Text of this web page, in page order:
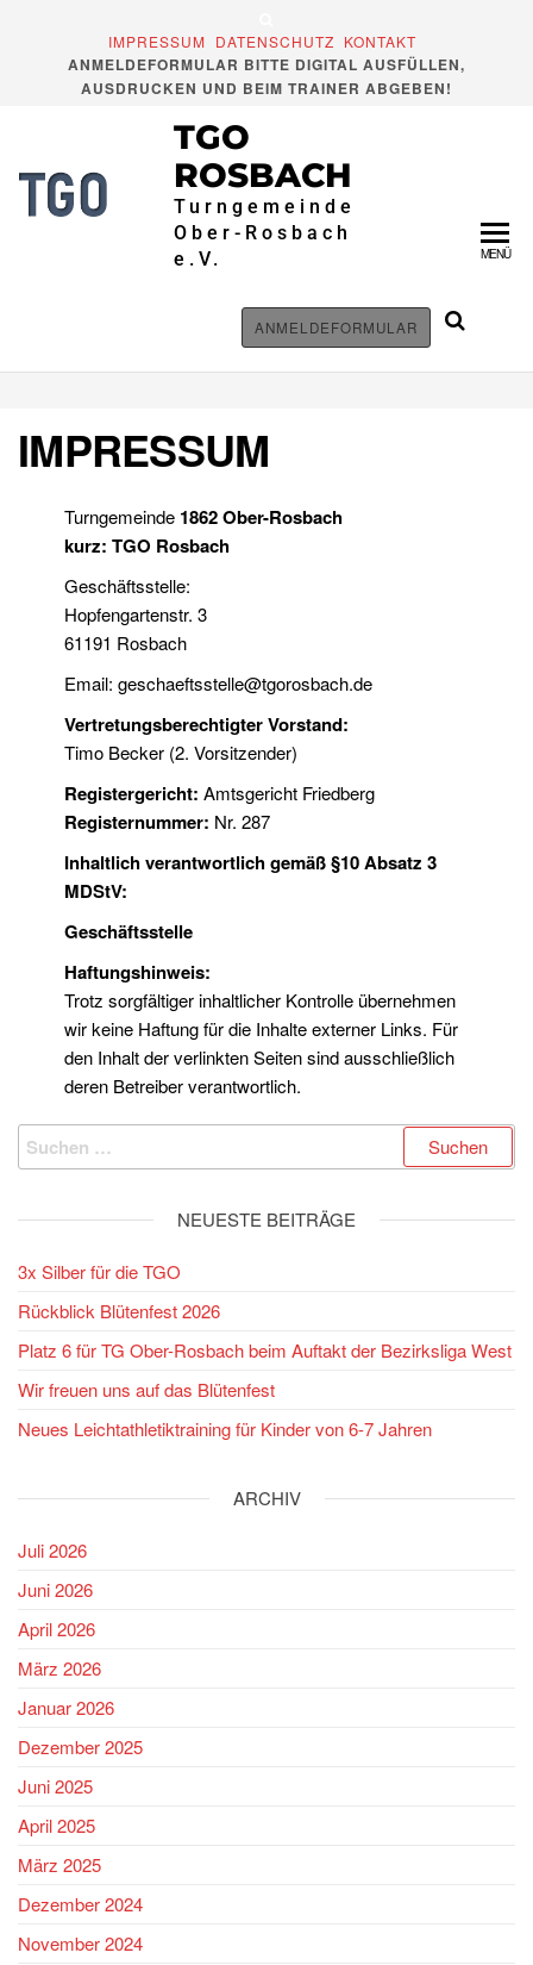
IMPRESSUM DATENSCHUTZ KONTAKT
ANMELDEFORMULAR BITTE DIGITAL AUSFÜLLEN,
AUSDRUCKEN UND BEIM TRAINER ABGEBEN!
TGO
ROSBACH
Turngemeinde
Ober-Rosbach
e.V.
ANMELDEFORMULAR
MENÜ
IMPRESSUM
Turngemeinde 1862 Ober-Rosbach
kurz: TGO Rosbach
Geschäftsstelle:
Hopfengartenstr. 3
61191 Rosbach
Email: geschaeftsstelle@tgorosbach.de
Vertretungsberechtigter Vorstand:
Timo Becker (2. Vorsitzender)
Registergericht: Amtsgericht Friedberg
Registernummer: Nr. 287
Inhaltlich verantwortlich gemäß §10 Absatz 3
MDStV:
Geschäftsstelle
Haftungshinweis:
Trotz sorgfältiger inhaltlicher Kontrolle übernehmen
wir keine Haftung für die Inhalte externer Links. Für
den Inhalt der verlinkten Seiten sind ausschließlich
deren Betreiber verantwortlich.
NEUESTE BEITRÄGE
3x Silber für die TGO
Rückblick Blütenfest 2026
Platz 6 für TG Ober-Rosbach beim Auftakt der Bezirksliga West
Wir freuen uns auf das Blütenfest
Neues Leichtathletiktraining für Kinder von 6-7 Jahren
ARCHIV
Juli 2026
Juni 2026
April 2026
März 2026
Januar 2026
Dezember 2025
Juni 2025
April 2025
März 2025
Dezember 2024
November 2024